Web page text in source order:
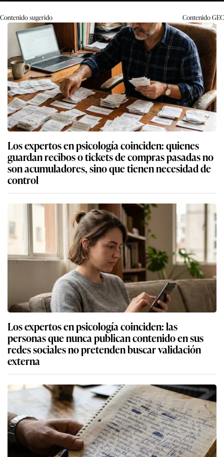
Contenido sugerido ContenidoGEC
Los expertos en psicología coinciden: quienes
guardan recibos o tickets de compras pasadas no
son acumuladores, sino que tienen necesidad de
control
Los expertos en psicología coinciden: las
personas que nunca publican contenido en sus
redes sociales no pretenden buscar validación
externa